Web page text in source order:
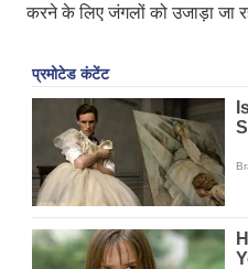
करने के लिए जंगलों को उजाड़ा जा